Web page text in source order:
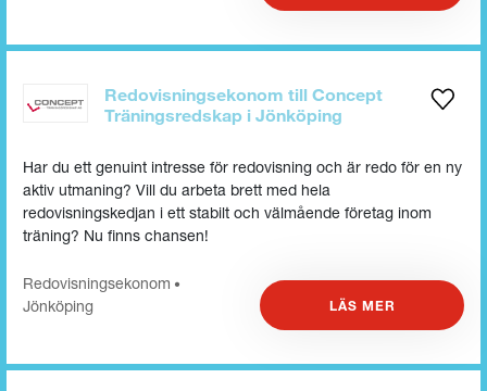
Redovisningsekonom till Concept
Träningsredskap i Jönköping
Har du ett genuint intresse för redovisning och är redo för en ny
aktiv utmaning? Vill du arbeta brett med hela
redovisningskedjan i ett stabilt och välmående företag inom
träning? Nu finns chansen!
Redovisnings­ekonom •
Jönköping LÄS MER